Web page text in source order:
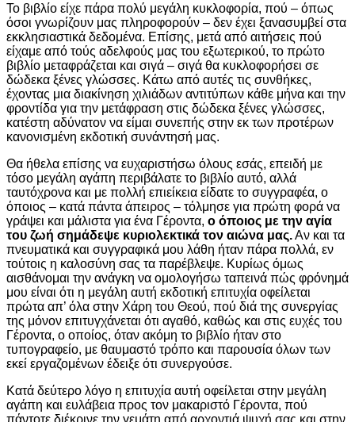
Το βιβλίο είχε πάρα πολύ μεγάλη κυκλοφορία, πού – όπως
όσοι γνωρίζουν μας πληροφορούν – δεν έχει ξανασυμβεί στα
εκκλησιαστικά δεδομένα. Επίσης, μετά από αιτήσεις πού
είχαμε από τούς αδελφούς μας του εξωτερικού, το πρώτο
βιβλίο μεταφράζεται και σιγά – σιγά θα κυκλοφορήσει σε
δώδεκα ξένες γλώσσες. Κάτω από αυτές τις συνθήκες,
έχοντας μια διακίνηση χιλιάδων αντιτύπων κάθε μήνα και την
φροντίδα για την μετάφραση στις δώδεκα ξένες γλώσσες,
κατέστη αδύνατον να είμαι συνεπής στην εκ των προτέρων
κανονισμένη εκδοτική συνάντησή μας.
Θα ήθελα επίσης να ευχαριστήσω όλους εσάς, επειδή με
τόσο μεγάλη αγάπη περιβάλατε το βιβλίο αυτό, αλλά
ταυτόχρονα και με πολλή επιείκεια είδατε το συγγραφέα, ο
όποιος – κατά πάντα άπειρος – τόλμησε για πρώτη φορά να
γράψει και μάλιστα για ένα Γέροντα, ο όποιος με την αγία
του ζωή σημάδεψε κυριολεκτικά τον αιώνα μας.Αν και τα
πνευματικά και συγγραφικά μου λάθη ήταν πάρα πολλά, εν
τούτοις η καλοσύνη σας τα παρέβλεψε. Κυρίως όμως
αισθάνομαι την ανάγκη να ομολογήσω ταπεινά πώς φρόνημά
μου είναι ότι η μεγάλη αυτή εκδοτική επιτυχία οφείλεται
πρώτα απ’ όλα στην Χάρη του Θεού, πού διά της συνεργίας
της μόνον επιτυγχάνεται ότι αγαθό, καθώς και στις ευχές του
Γέροντα, ο οποίος, όταν ακόμη το βιβλίο ήταν στο
τυπογραφείο, με θαυμαστό τρόπο και παρουσία όλων των
εκεί εργαζομένων έδειξε ότι συνεργούσε.
Κατά δεύτερο λόγο η επιτυχία αυτή οφείλεται στην μεγάλη
αγάπη και ευλάβεια προς τον μακαριστό Γέροντα, πού
πάντοτε διέκρινε την γεμάτη από αρχοντιά ψυχή σας και στην